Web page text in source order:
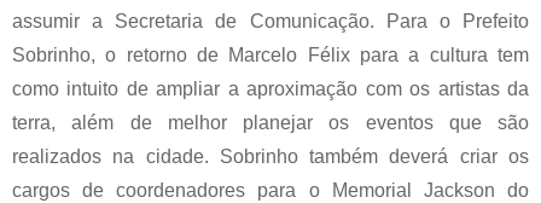
assumir a Secretaria de Comunicação. Para o Prefeito
Sobrinho, o retorno de Marcelo Félix para a cultura tem
como intuito de ampliar a aproximação com os artistas da
terra, além de melhor planejar os eventos que são
realizados na cidade. Sobrinho também deverá criar os
cargos de coordenadores para o Memorial Jackson do